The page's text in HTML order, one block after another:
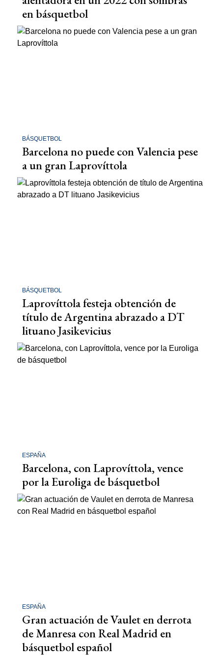
en básquetbol
BÁSQUETBOL
Barcelona no puede con Valencia pese
a un gran Laprovíttola
BÁSQUETBOL
Laprovíttola festeja obtención de
título de Argentina abrazado a DT
lituano Jasikevicius
ESPAÑA
Barcelona, con Laprovíttola, vence
por la Euroliga de básquetbol
ESPAÑA
Gran actuación de Vaulet en derrota
de Manresa con Real Madrid en
básquetbol español